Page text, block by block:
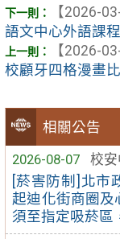
相關公告
2026-08-07
校
[菸害防制]北市
起迪化街商圈及
須至指定吸菸區
【2026-
語文中心外語課
【2026-
校顧牙四格漫畫